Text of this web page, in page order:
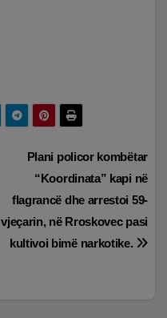
Plani policor kombëtar
“Koordinata” kapi në
flagrancë dhe arrestoi 59-
vjeçarin, në Rroskovec pasi
kultivoi bimë narkotike.